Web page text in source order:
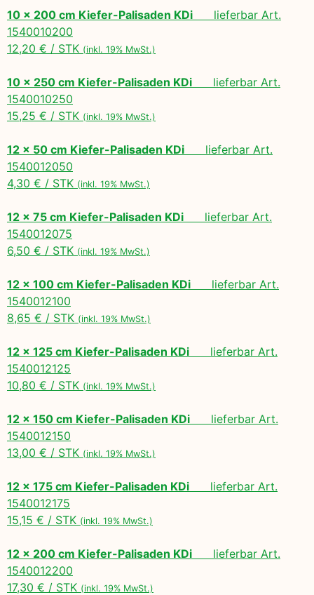
10 x 200 cm Kiefer-Palisaden KDi lieferbar Art.
1540010200
12,20 € / STK (inkl. 19% MwSt.)
10 x 250 cm Kiefer-Palisaden KDi lieferbar Art.
1540010250
15,25 € / STK (inkl. 19% MwSt.)
12 x 50 cm Kiefer-Palisaden KDi lieferbar Art.
1540012050
4,30 € / STK (inkl. 19% MwSt.)
12 x 75 cm Kiefer-Palisaden KDi lieferbar Art.
1540012075
6,50 € / STK (inkl. 19% MwSt.)
12 x 100 cm Kiefer-Palisaden KDi lieferbar Art.
1540012100
8,65 € / STK (inkl. 19% MwSt.)
12 x 125 cm Kiefer-Palisaden KDi lieferbar Art.
1540012125
10,80 € / STK (inkl. 19% MwSt.)
12 x 150 cm Kiefer-Palisaden KDi lieferbar Art.
1540012150
13,00 € / STK (inkl. 19% MwSt.)
12 x 175 cm Kiefer-Palisaden KDi lieferbar Art.
1540012175
15,15 € / STK (inkl. 19% MwSt.)
12 x 200 cm Kiefer-Palisaden KDi lieferbar Art.
1540012200
17,30 € / STK (inkl. 19% MwSt.)